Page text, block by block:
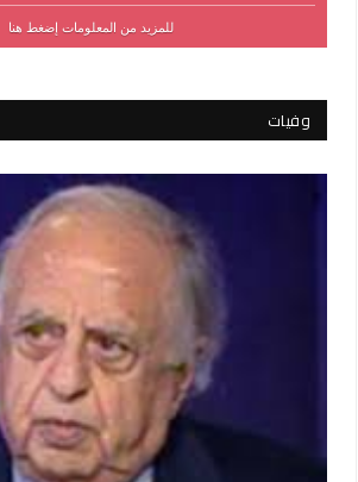
للمزيد من المعلومات إضغط هنا
وفيات